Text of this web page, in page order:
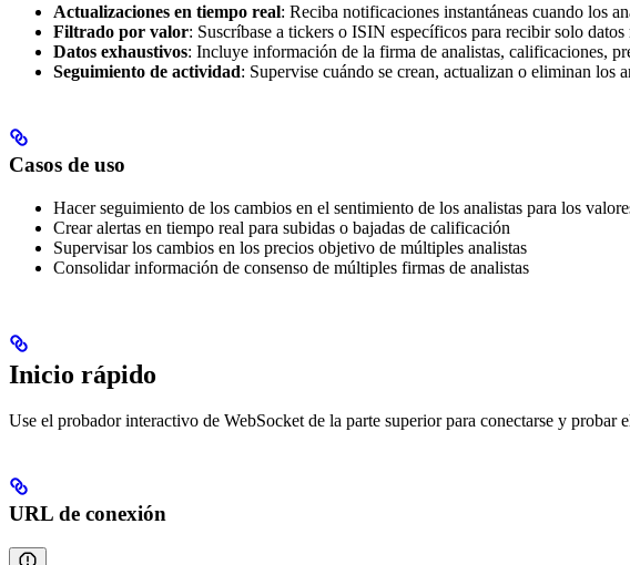
Actualizaciones en tiempo real: Reciba notificaciones instantáneas cuando los
Filtrado por valor: Suscríbase a tickers o ISIN específicos para recibir solo datos
Datos exhaustivos: Incluye información de la firma de analistas, calificaciones,
Seguimiento de actividad: Supervise cuándo se crean, actualizan o eliminan los
Casos de uso
Hacer seguimiento de los cambios en el sentimiento de los analistas para los
Crear alertas en tiempo real para subidas o bajadas de calificación
Supervisar los cambios en los precios objetivo de múltiples analistas
Consolidar información de consenso de múltiples firmas de analistas
Inicio rápido
Use el probador interactivo de WebSocket de la parte superior para conectarse y probar
URL de conexión